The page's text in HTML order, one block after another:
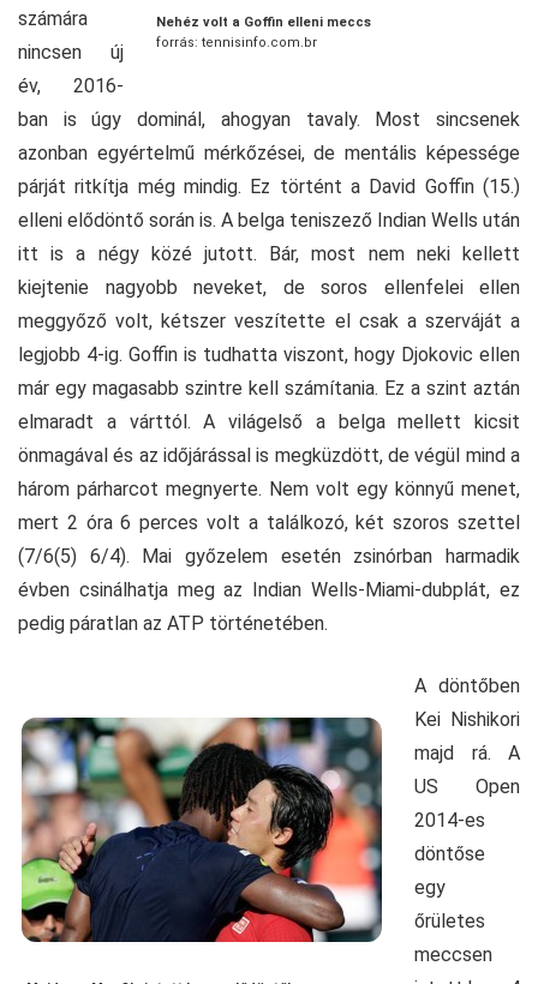
Nehéz volt a Goffin elleni meccs
forrás: tennisinfo.com.br
számára
nincsen új
év, 2016-
ban is úgy dominál, ahogyan tavaly. Most sincsenek
azonban egyértelmű mérkőzései, de mentális képessége
párját ritkítja még mindig. Ez történt a David Goffin (15.)
elleni elődöntő során is. A belga teniszező Indian Wells után
itt is a négy közé jutott. Bár, most nem neki kellett
kiejtenie nagyobb neveket, de soros ellenfelei ellen
meggyőző volt, kétszer veszítette el csak a szerváját a
legjobb 4-ig. Goffin is tudhatta viszont, hogy Djokovic ellen
már egy magasabb szintre kell számítania. Ez a szint aztán
elmaradt a várttól. A világelső a belga mellett kicsit
önmagával és az időjárással is megküzdött, de végül mind a
három párharcot megnyerte. Nem volt egy könnyű menet,
mert 2 óra 6 perces volt a találkozó, két szoros szettel
(7/6(5) 6/4). Mai győzelem esetén zsinórban harmadik
évben csinálhatja meg az Indian Wells-Miami-dubplát, ez
pedig páratlan az ATP történetében.
A döntőben
Kei Nishikori
majd rá. A
US Open
2014-es
döntőse
egy
őrületes
meccsen